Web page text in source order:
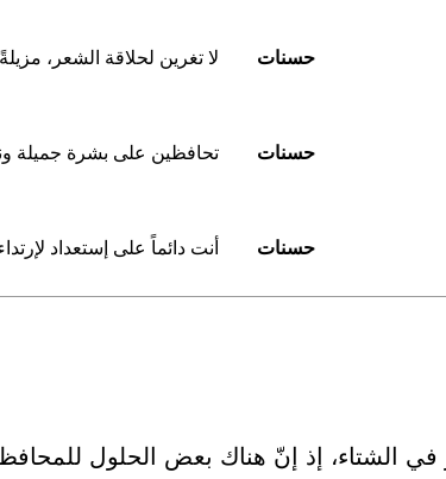
حسنات لا تغرين لحلاقة الشعر،
حسنات تحافظين على بشرة جميلة
حسنات أنت دائماً على إستعداد
الشتاء، إذ إنّ هناك بعض الحلول